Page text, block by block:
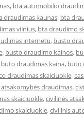
, bta automobilio
draudimas kaunas, bta
vilnius, bta draudimo
internetu, būsto
, busto draudimo kainos,
buto draudimas kaina, buto
draudimas skaiciuokle,
draudimas,
skaiciuokle,civilinės
skaiciuokle,civilinis